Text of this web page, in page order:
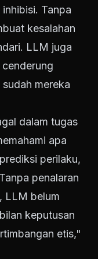
Tanpa
kesalahan
LLM juga
mereka
dalam tugas
apa
perilaku,
penalaran
LLM belum
keputusan
etis,"